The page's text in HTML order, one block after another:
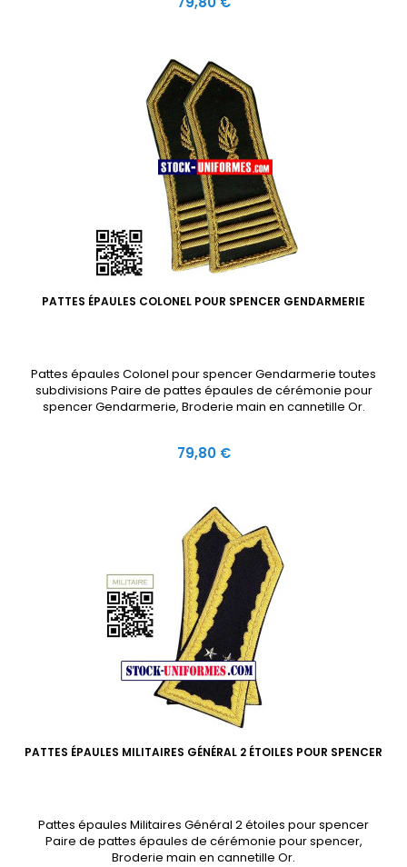
PATTES ÉPAULES COLONEL POUR SPENCER GENDARMERIE
Pattes épaules Colonel pour spencer Gendarmerie toutes
subdivisions Paire de pattes épaules de cérémonie pour
spencer Gendarmerie, Broderie main en cannetille Or.
Prix
79,80 €
PATTES ÉPAULES MILITAIRES GÉNÉRAL 2 ÉTOILES POUR SPENCER
Pattes épaules Militaires Général 2 étoiles pour spencer
Paire de pattes épaules de cérémonie pour spencer,
Broderie main en cannetille Or.